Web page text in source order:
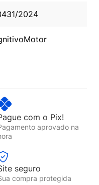
2024
Motor
com o Pix!
aprovado na
seguro
compra protegida